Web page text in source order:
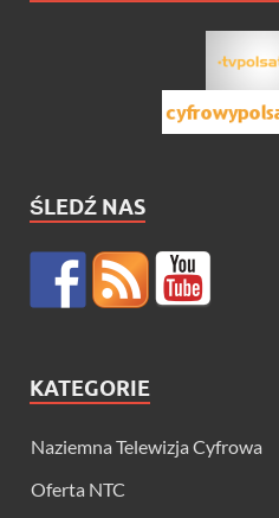
ŚLEDŹ NAS
KATEGORIE
Naziemna Telewizja Cyfrowa
Oferta NTC